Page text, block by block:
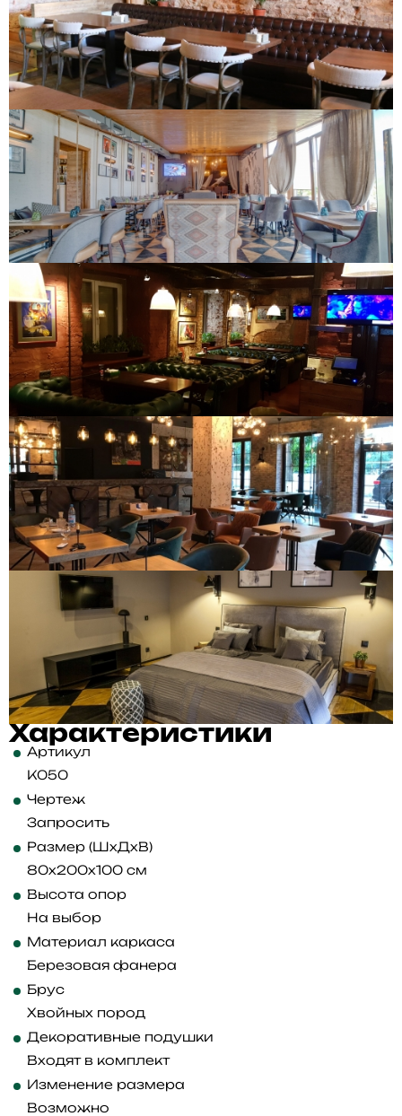
Характеристики
Артикул
K050
Чертеж
Запросить
Размер (ШхДхВ)
80x200x100 см
Высота опор
На выбор
Материал каркаса
Березовая фанера
Брус
Хвойных пород
Декоративные подушки
Входят в комплект
Изменение размера
Возможно